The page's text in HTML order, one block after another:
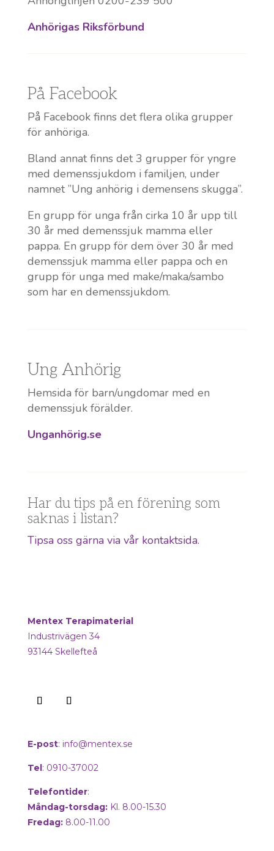
Anhörigas Riksförbund
På Facebook
På Facebook finns det flera olika grupper
för anhöriga.
Bland annat finns det 3 grupper för yngre
med demenssjukdom i familjen, under
namnet ”Ung anhörig i demensens skugga”.
En grupp för unga från cirka 10 år upp till
30 år med demenssjuk mamma eller
pappa. En grupp för dem över 30 år med
demenssjuk mamma eller pappa och en
grupp för unga med make/maka/sambo
som har en demenssjukdom.
Ung Anhörig
Hemsida för barn/ungdomar med en
demenssjuk förälder.
Unganhörig.se
Har du tips på en förening som
saknas i listan?
Tipsa oss gärna via vår kontaktsida.
Mentex Terapimaterial
Industrivägen 34
93144 Skellefteå
E-post: info@mentex.se
Tel: 0910-37002
Telefontider:
Måndag-torsdag:Kl. 8.00-15.30
Fredag:8.00-11.00